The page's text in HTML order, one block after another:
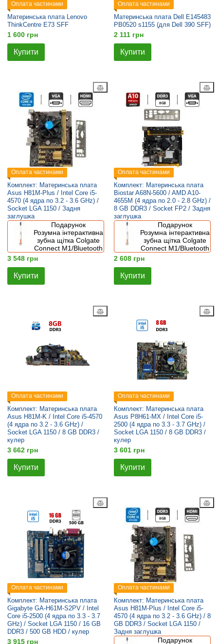
Оплата частинами
Материнська плата Lenovo
ThinkCentre E73 SFF
1 600 грн
Купити
Оплата частинами
Материнська плата Dell E145483
PB0520 s1155 (для Dell 390 SFF)
2 111 грн
Купити
Оплата частинами
Комплект: Материнська плата
Asus H81M-Plus / Intel Core i5-
4570 (4 ядра по 3.2 - 3.6 GHz) /
Socket LGA 1150 / Задня
заглушка
Подарунок
Розумна інтерактивна
зубна щітка Colgate
Connect M1/Bluetooth
3 548 грн
Купити
Оплата частинами
Комплект: Материнська плата
Biostar A68N-5600 / AMD A10-
4655M (4 ядра по 2.0 - 2.8 GHz) /
8 GB DDR3 / Socket FP2 / Задня
заглушка
Подарунок
Розумна інтерактивна
зубна щітка Colgate
Connect M1/Bluetooth
2 608 грн
Купити
Оплата частинами
Комплект: Материнська плата
Asus H81M-K / Intel Core i5-4570
(4 ядра по 3.2 - 3.6 GHz) /
Socket LGA 1150 / 8 GB DDR3 /
кулер
3 662 грн
Купити
Оплата частинами
Комплект: Материнська плата
Asus P8H61-MX / Intel Core i5-
2500 (4 ядра по 3.3 - 3.7 GHz) /
Socket LGA 1150 / 8 GB DDR3 /
кулер
3 601 грн
Купити
Оплата частинами
Комплект: Материнська плата
Gigabyte GA-H61M-S2PV / Intel
Core i5-2500 (4 ядра по 3.3 - 3.7
GHz) / Socket LGA 1150 / 16 GB
DDR3 / 500 GB HDD / кулер
3 915 грн
Оплата частинами
Комплект: Материнська плата
Asus H81M-Plus / Intel Core i5-
4570 (4 ядра по 3.2 - 3.6 GHz) / 8
GB DDR3 / Socket LGA 1150 /
Задня заглушка
Подарунок